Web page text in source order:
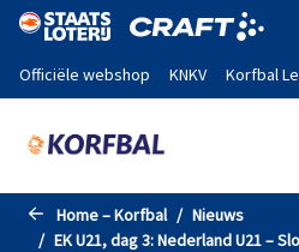
Naar de hoofdinhoud gaan
Officiële webshop KNKV Korfbal
Home – Korfbal
Nieuws
EK U21, dag 3: Nederland U21 –